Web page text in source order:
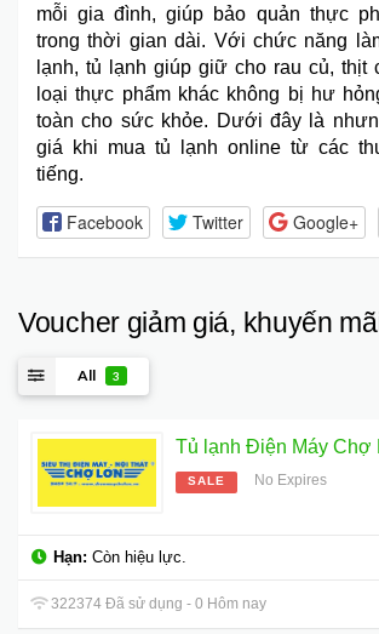
mỗi gia đình, giúp bảo quản thực
trong thời gian dài. Với chức năng
lạnh, tủ lạnh giúp giữ cho rau củ, thịt
loại thực phẩm khác không bị hư
toàn cho sức khỏe. Dưới đây là
giá khi mua tủ lạnh online từ các
tiếng.
Facebook Twitter Google+
Voucher giảm giá, khuyến
All 3
Tủ lạnh Điện Máy Chợ
SALE No Expires
Hạn: Còn hiệu lực.
322374 Đã sử dụng - 0 Hôm nay